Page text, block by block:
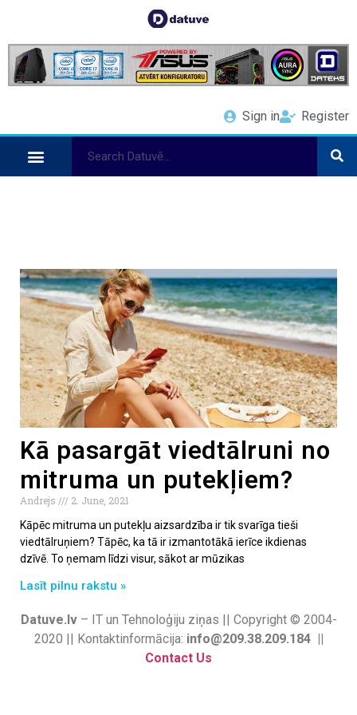
Sign in Register
Kā pasargāt viedtālruni no
mitruma un putekļiem?
Andrejs
2. June, 2021
Kāpēc mitruma un putekļu aizsardzība ir tik svarīga tieši
viedtālruņiem? Tāpēc, ka tā ir izmantotākā ierīce ikdienas
dzīvē. To ņemam līdzi visur, sākot ar mūzikas
Lasīt pilnu rakstu »
Datuve.lv– IT un Tehnoloģiju ziņas || Copyright © 2004-
2020 || Kontaktinformācija: info@209.38.209.184 ||
Contact Us